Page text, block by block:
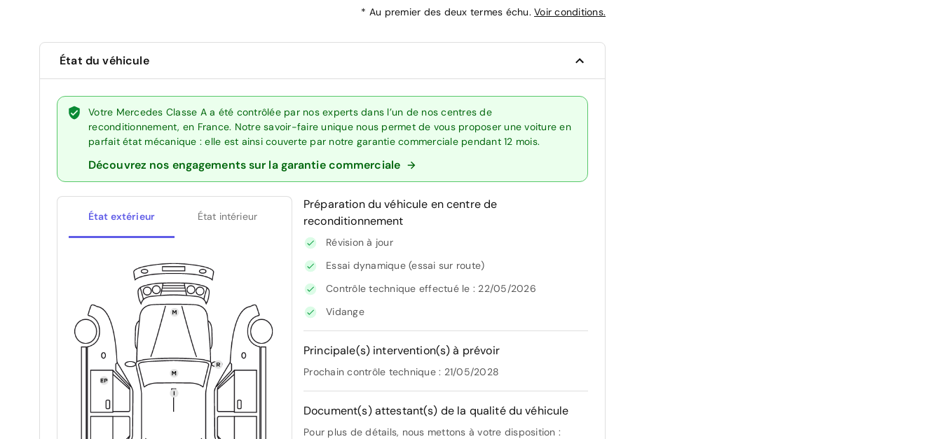
* Au premier des deux termes échu. Voir conditions.
État du véhicule
Votre Mercedes Classe A a été contrôlée par nos experts dans l’un de nos centres de
reconditionnement, en France. Notre savoir-faire unique nous permet de vous proposer une voiture en
parfait état mécanique : elle est ainsi couverte par notre garantie commerciale pendant 12 mois.
Découvrez nos engagements sur la garantie commerciale
État extérieur État intérieur
Préparation du véhicule en centre de
reconditionnement
Révision à jour
Essai dynamique (essai sur route)
Contrôle technique effectué le : 22/05/2026
Vidange
Principale(s) intervention(s) à prévoir
Prochain contrôle technique : 21/05/2028
Document(s) attestant(s) de la qualité du véhicule
Pour plus de détails, nous mettons à votre disposition :